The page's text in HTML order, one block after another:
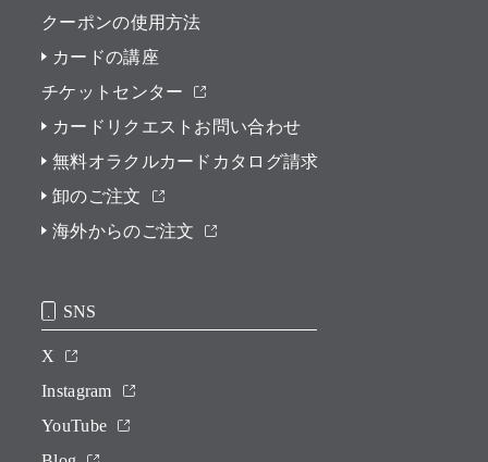
クーポンの使用方法
カードの講座
チケットセンター
カードリクエストお問い合わせ
無料オラクルカードカタログ請求
卸のご注文
海外からのご注文
SNS
X
Instagram
YouTube